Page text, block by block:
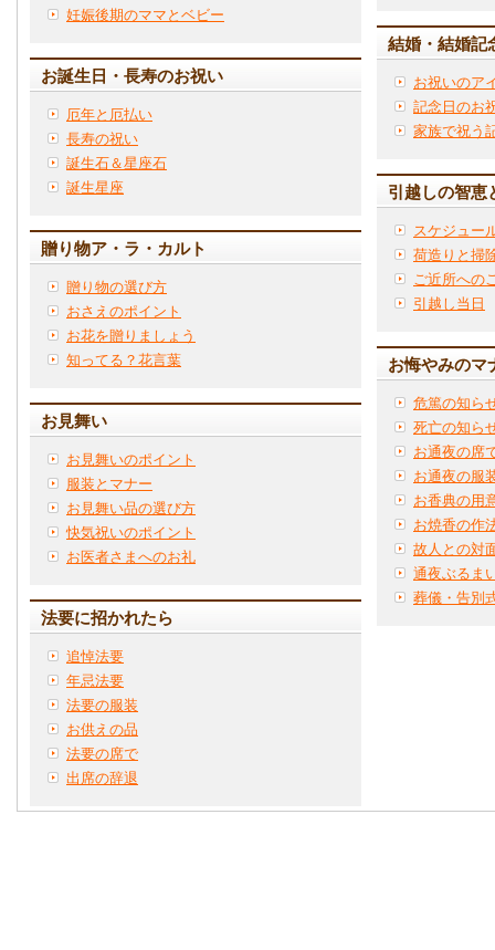
妊娠後期のママとベビー
お誕生日・長寿のお祝い
厄年と厄払い
長寿の祝い
誕生石＆星座石
誕生星座
贈り物ア・ラ・カルト
贈り物の選び方
おさえのポイント
お花を贈りましょう
知ってる？花言葉
お見舞い
お見舞いのポイント
服装とマナー
お見舞い品の選び方
快気祝いのポイント
お医者さまへのお礼
法要に招かれたら
追悼法要
年忌法要
法要の服装
お供えの品
法要の席で
出席の辞退
結婚・結婚記
お祝いのア
記念日のお
家族で祝う
引越しの智恵
スケジュー
荷造りと掃
ご近所への
引越し当日
お悔やみのマ
危篤の知ら
死亡の知ら
お通夜の席
お通夜の服
お香典の用
お焼香の作
故人との対
通夜ぶるま
葬儀・告別